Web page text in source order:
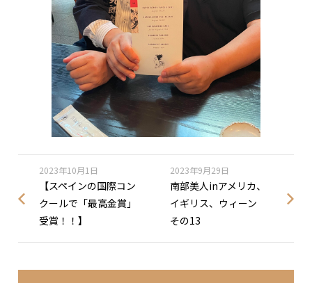
2023年10月1日
【スペインの国際コン
クールで「最高金賞」
受賞！！】
2023年9月29日
南部美人inアメリカ、
イギリス、ウィーン
その13